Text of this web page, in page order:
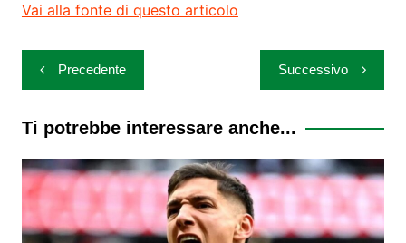
Vai alla fonte di questo articolo
Navigazione
articoli
Precedente Successivo
Ti potrebbe interessare anche...